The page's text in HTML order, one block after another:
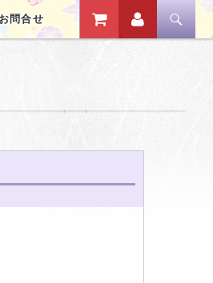
問合せ